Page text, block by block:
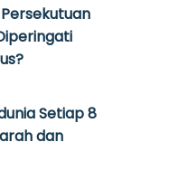
Setiap 8
dan